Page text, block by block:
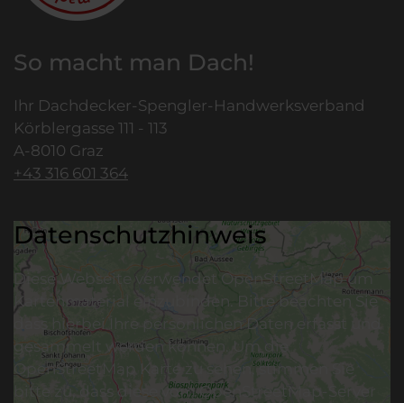
So macht man Dach!
Ihr Dachdecker-Spengler-Handwerksverband
Körblergasse 111 - 113
A-8010 Graz
+43 316 601 364
Datenschutzhinweis
Diese Webseite verwendet OpenStreetMap um
Kartenmaterial einzubinden. Bitte beachten Sie
dass hierbei Ihre persönlichen Daten erfasst und
gesammelt werden können. Um die
OpenStreetMap Karte zu sehen, stimmen Sie
bitte zu, dass diese vom OpenStreetMap-Server